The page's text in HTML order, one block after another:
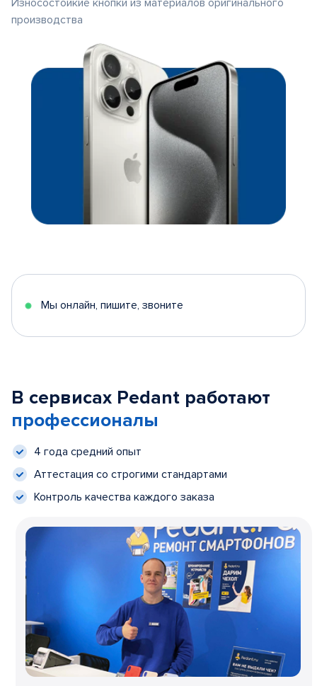
Износостойкие кнопки из материалов оригинального
производства
Мы онлайн, пишите, звоните
В сервисах Pedant работают
профессионалы
4 года средний опыт
Аттестация со строгими стандартами
Контроль качества каждого заказа